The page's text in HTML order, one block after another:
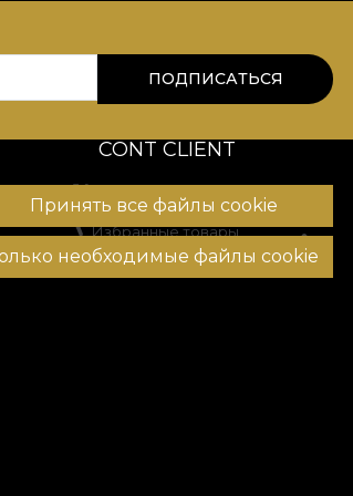
Принять все файлы cookie
необходимые файлы cookie
ПОДПИСАТЬСЯ
CONT CLIENT
История заказов
Избранные товары
Способы оплаты